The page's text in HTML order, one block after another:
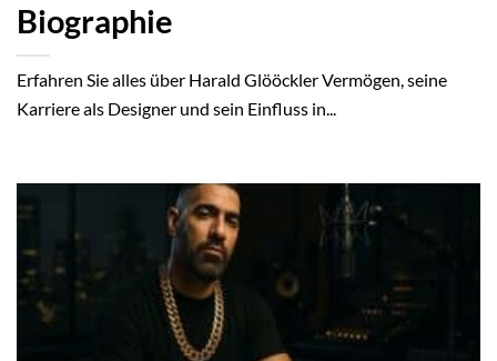
Biographie
Erfahren Sie alles über Harald Glööckler Vermögen, seine
Karriere als Designer und sein Einfluss in...